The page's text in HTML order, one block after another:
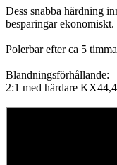
Dess snabba härdning
besparingar ekonomiskt.
Polerbar efter ca 5
Blandningsförhållande:
2:1 med härdare